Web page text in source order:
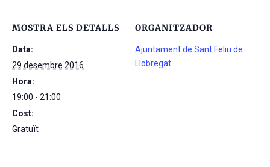
MOSTRA ELS DETALLS
Data:
29 desembre 2016
Hora:
19:00 - 21:00
Cost:
Gratuït
ORGANITZADOR
Ajuntament de Sant Feliu de
Llobregat